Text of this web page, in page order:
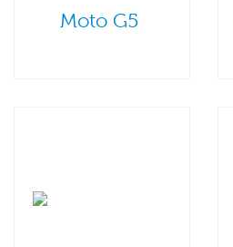
Moto G5